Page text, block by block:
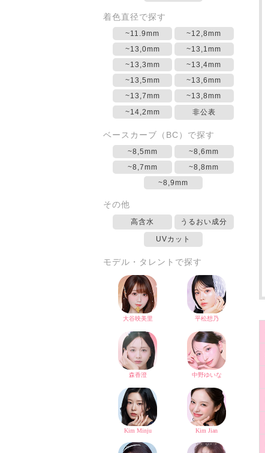
着色直径で探す
~11.9mm
~12,8mm
~13,0mm
~13,1mm
~13,3mm
~13,4mm
~13,5mm
~13,6mm
~13,7mm
~13,8mm
~14,2mm
非公表
ベースカーブ（BC）で探す
~8,5mm
~8,6mm
~8,7mm
~8,8mm
~8,9mm
その他
高含水 うるおい成分
UVカット
モデル・タレントで探す